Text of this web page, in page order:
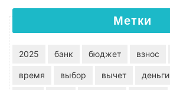
Метки
2025 банк бюджет взнос
время выбор вычет деньги